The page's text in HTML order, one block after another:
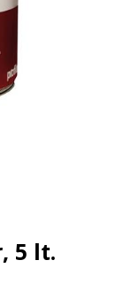
5 lt.